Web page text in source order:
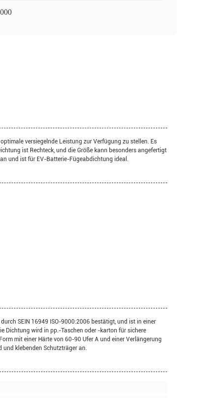
versiegelnde Leistung zur Verfügung zu stellen. Es
ist Rechteck, und die Größe kann besonders angefertigt
und ist für EV-Batterie-Fügeabdichtung ideal.
SEIN 16949 ISO-9000:2006 bestätigt, und ist in einer
Dichtung wird in pp.-Taschen oder -karton für sichere
mit einer Härte von 60-90 Ufer A und einer Verlängerung
und klebenden Schutzträger an.